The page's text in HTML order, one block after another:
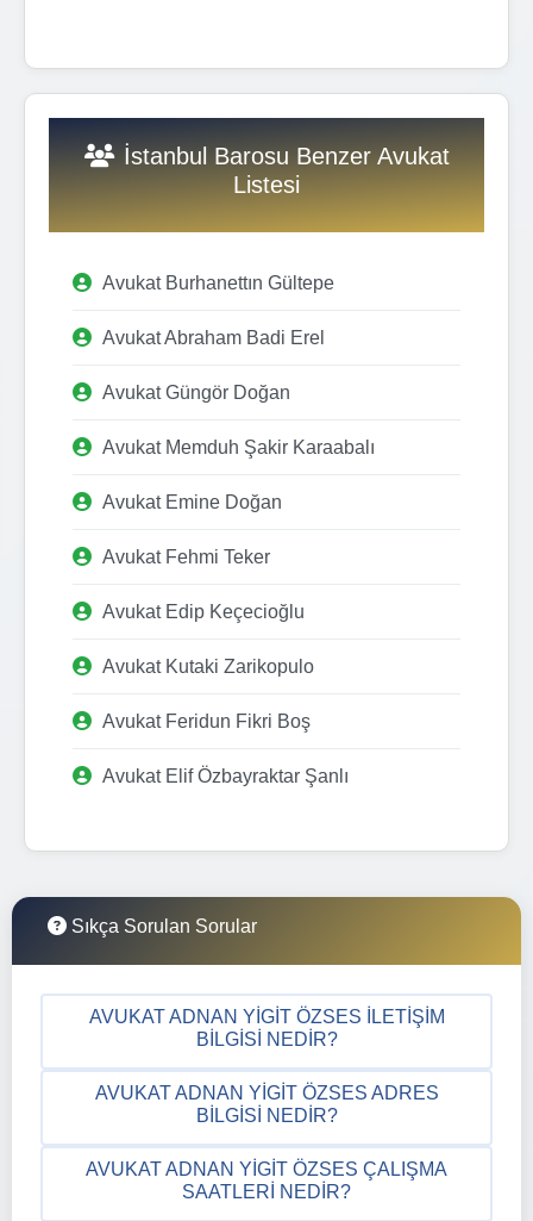
İstanbul Barosu Benzer Avukat
Listesi
Avukat Burhanettın Gültepe
Avukat Abraham Badi Erel
Avukat Güngör Doğan
Avukat Memduh Şakir Karaabalı
Avukat Emine Doğan
Avukat Fehmi Teker
Avukat Edip Keçecioğlu
Avukat Kutaki Zarikopulo
Avukat Feridun Fikri Boş
Avukat Elif Özbayraktar Şanlı
Sıkça Sorulan Sorular
AVUKAT ADNAN YIGIT ÖZSES İLETIŞIM
BILGISI NEDIR?
AVUKAT ADNAN YIGIT ÖZSES ADRES
BILGISI NEDIR?
AVUKAT ADNAN YIGIT ÖZSES ÇALIŞMA
SAATLERI NEDIR?